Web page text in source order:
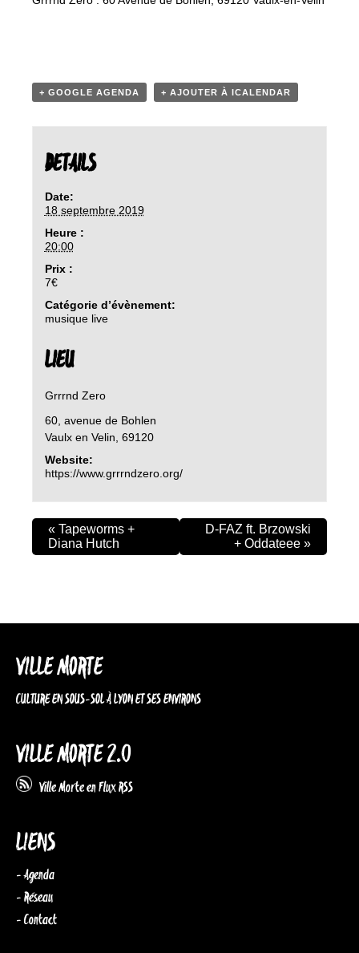
+ GOOGLE AGENDA + AJOUTER À ICALENDAR
DETAILS
Date:
18 septembre 2019
Heure :
20:00
Prix :
7€
Catégorie d’évènement:
musique live
LIEU
Grrrnd Zero
60, avenue de Bohlen
Vaulx en Velin 69120
Website:
https://www.grrrndzero.org/
« Tapeworms +
Diana Hutch
D-FAZ ft. Brzowski
+ Oddateee »
VILLE MORTE
CULTURE EN SOUS-SOL À LYON ET SES ENVIRONS
VILLE MORTE 2.0
Ville Morte en Flux RSS
LIENS
- Agenda
- Réseau
- Contact